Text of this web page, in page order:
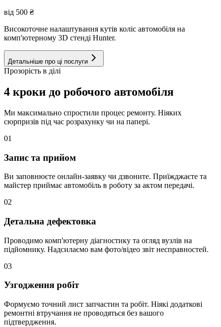
від 500 ₴
Високоточне налаштування кутів коліс автомобіля на
комп'ютерному 3D стенді Hunter.
Детальніше про ці послуги
Прозорість в ділі
4 кроки до робочого автомобіля
Ми максимально спростили процес ремонту. Ніяких
сюрпризів під час розрахунку чи на папері.
01
Запис та прийом
Ви заповнюєте онлайн-заявку чи дзвоните. Приїжджаєте та
майстер приймає автомобіль в роботу за актом передачі.
02
Детальна дефектовка
Проводимо комп'ютерну діагностику та огляд вузлів на
підйомнику. Надсилаємо вам фото/відео звіт несправностей.
03
Узгодження робіт
Формуємо точний лист запчастин та робіт. Ніякі додаткові
ремонтні втручання не проводяться без вашого
підтвердження.